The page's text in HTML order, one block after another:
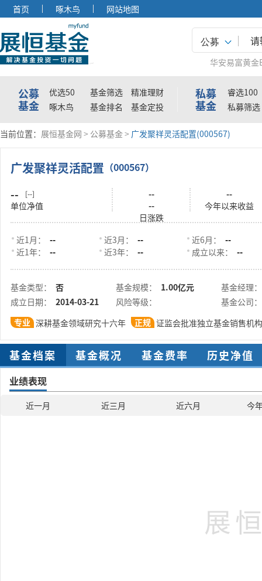
首页 啄木鸟 网站地图
公募
华安易富黄金
公募
基金
优选50 基金筛选
精准理财
啄木鸟
基金排名 基金定投
私募
基金
睿选100
私募筛选
当前位置： 展恒基金网 > 公募基金> 广发聚祥灵活配置(000567)
广发聚祥灵活配置 （000567）
-- [--]
单位净值
--
--
日涨跌
--
今年以来收益
近1月：
--
近1年：
--
近3月：
--
近3年：
--
近6月：
--
成立以来：
--
基金类型：
否
成立日期：
2014-03-21
基金规模：
1.00亿元
风险等级：
基金经理：
基金公司：
专业 深耕基金领域研究十六年 正规 证监会批准独立基金销售机构
基金档案 基金概况 基金费率 历史净值
业绩表现
近一月 近三月 近六月 今